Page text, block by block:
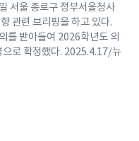
서울 종로구 정부서울청사
관련 브리핑을 하고 있다.
를 받아들여 2026학년도 의
으로 확정했다. 2025.4.17/뉴